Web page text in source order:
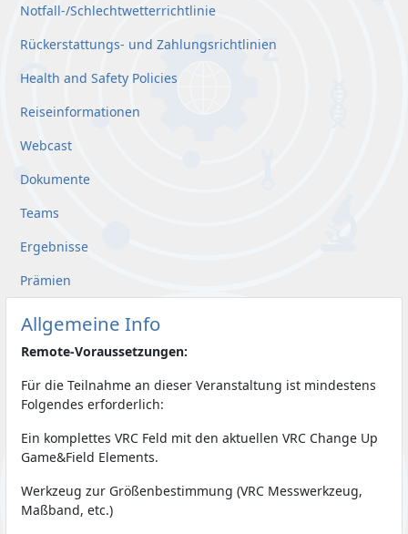
Notfall-/Schlechtwetterrichtlinie
Rückerstattungs- und Zahlungsrichtlinien
Health and Safety Policies
Reiseinformationen
Webcast
Dokumente
Teams
Ergebnisse
Prämien
Allgemeine Info
Remote-Voraussetzungen:
Für die Teilnahme an dieser Veranstaltung ist mindestens
Folgendes erforderlich:
Ein komplettes VRC Feld mit den aktuellen VRC Change Up
Game&Field Elements.
Werkzeug zur Größenbestimmung (VRC Messwerkzeug,
Maßband, etc.)